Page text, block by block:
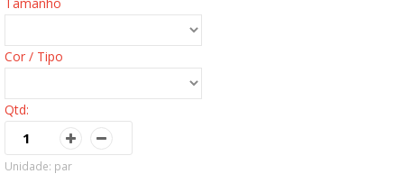
Cor / Tipo
Qtd:
Unidade: par